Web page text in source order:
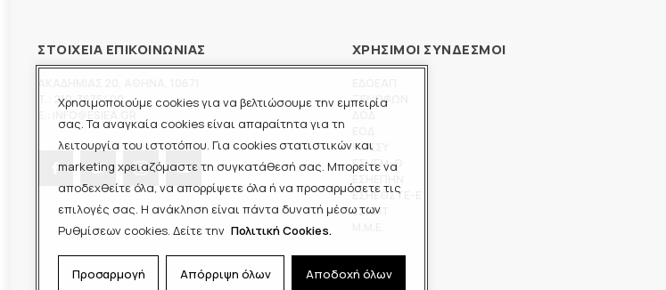
Χρησιμοποιούμε cookies για να βελτιώσουμε την εμπειρία
σας. Τα αναγκαία cookies είναι απαραίτητα για τη
λειτουργία του ιστοτόπου. Για cookies στατιστικών και
marketing χρειαζόμαστε τη συγκατάθεσή σας. Μπορείτε να
αποδεχθείτε όλα, να απορρίψετε όλα ή να προσαρμόσετε τις
επιλογές σας. Η ανάκληση είναι πάντα δυνατή μέσω των
Ρυθμίσεων cookies. Δείτε την Πολιτική Cookies.
Προσαρμογή Απόρριψη όλων Αποδοχή όλων
ΣΤΟΙΧΕΙΑ ΕΠΙΚΟΙΝΩΝΙΑΣ
210-3675400
ΧΡΗΣΙΜΟΙ ΣΥΝΔΕΣΜΟΙ
ΞΕΝΟΦΩΝ
ΠΟΕΣΥ
ΕΣΗΕΜ-Θ
ΕΣΗΕΘΣΤΕ-Ε
ΕΣΠΗΤ